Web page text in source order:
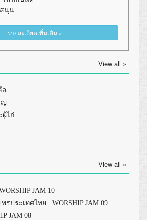
สนุน
รายละเอียดเพิ่มเติม »
View all »
อ
ญ
ผู้ไถ่
View all »
JAM 10
รประเทศไทย : WORSHIP JAM 09
JAM 08